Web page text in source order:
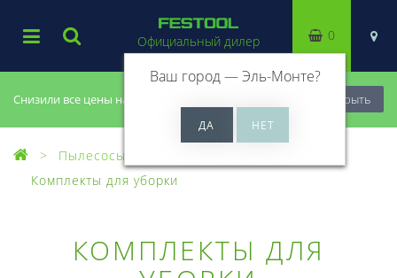
Снизили все цены на 20%, успей купить! Закрыть
Официальный дилер
Ваш город —Эль-Монте?
0
Пылесосы
Комплекты для уборки
КОМПЛЕКТЫ ДЛЯ